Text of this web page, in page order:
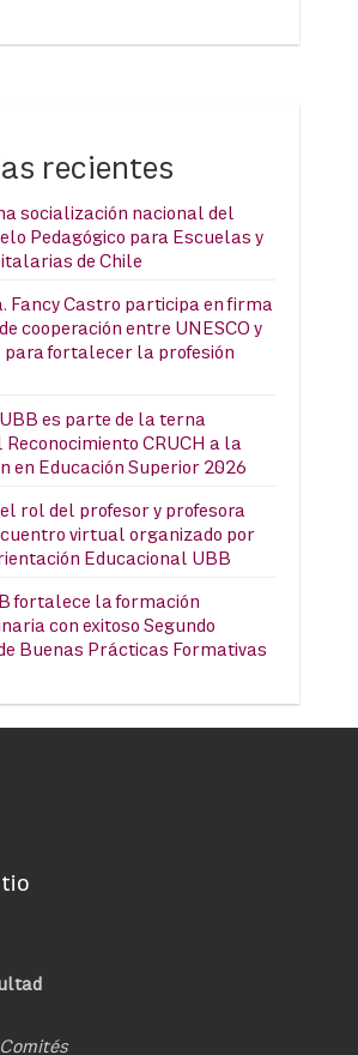
recientes
socialización nacional del
Pedagógico para Escuelas y
de Chile
Fancy Castro participa en firma
cooperación entre UNESCO y
para fortalecer la profesión
es parte de la terna
CRUCH a la
en Educación Superior 2026
rol del profesor y profesora
virtual organizado por
Educacional UBB
fortalece la formación
con exitoso Segundo
Buenas Prácticas Formativas